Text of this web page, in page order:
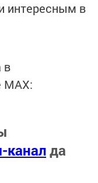
интересным в
в
MАХ:
каналда